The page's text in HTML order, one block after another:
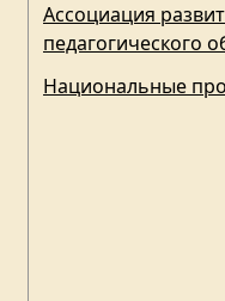
Ассоциация
педагогического
Национальные